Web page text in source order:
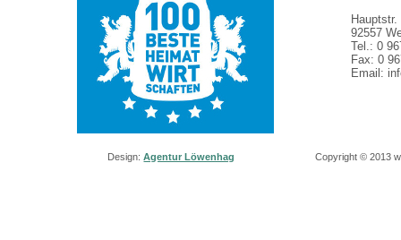
Hauptstr.
92557
Tel.: 0
Fax: 0
Email:
Design:Agentur Löwenhag Copyright © 2013